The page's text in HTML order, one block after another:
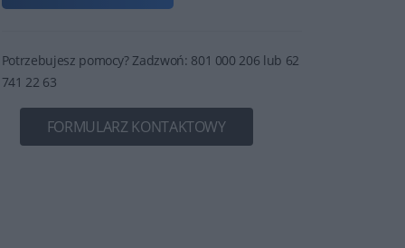
Potrzebujesz pomocy? Zadzwoń: 801 000 206 lub 62
741 22 63
FORMULARZ KONTAKTOWY